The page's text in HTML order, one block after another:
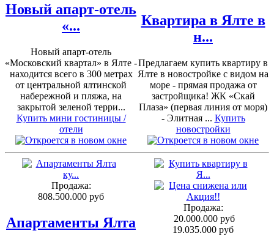
Новый апарт-отель
«...
Новый апарт-отель
«Московский квартал» в Ялте -
находится всего в 300 метрах
от центральной ялтинской
набережной и пляжа, на
закрытой зеленой терри...
Купить мини гостиницы /
отели
Квартира в Ялте в
н...
Предлагаем купить квартиру в
Ялте в новостройке с видом на
море - прямая продажа от
застройщика! ЖК «Скай
Плаза» (первая линия от моря)
- Элитная ... Купить
новостройки
Продажа:
808.500.000 руб
Апартаменты Ялта
Продажа:
20.000.000 руб
19.035.000 руб